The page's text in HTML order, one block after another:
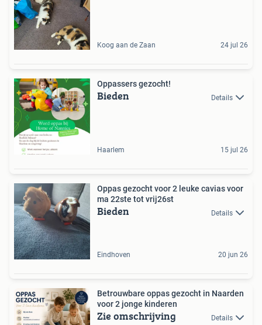
Koog aan de Zaan 24 jul 26
Oppassers gezocht!
Bieden Details
Haarlem 15 jul 26
Oppas gezocht voor 2 leuke cavias voor
ma 22ste tot vrij26st
Bieden Details
Eindhoven 20 jun 26
Betrouwbare oppas gezocht in Naarden
voor 2 jonge kinderen
Zie omschrijving Details